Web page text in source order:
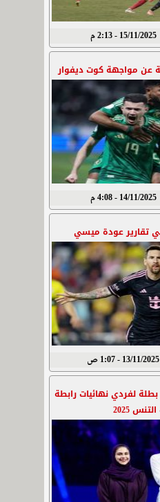
15/11/2025 - 2:13 م
عن مواجهة كوت ديفوار
14/11/2025 - 4:08 م
تقارير عودة ميسي
13/11/2025 - 1:07 ص
بطلة لفردي نهائيات رابطة
2025